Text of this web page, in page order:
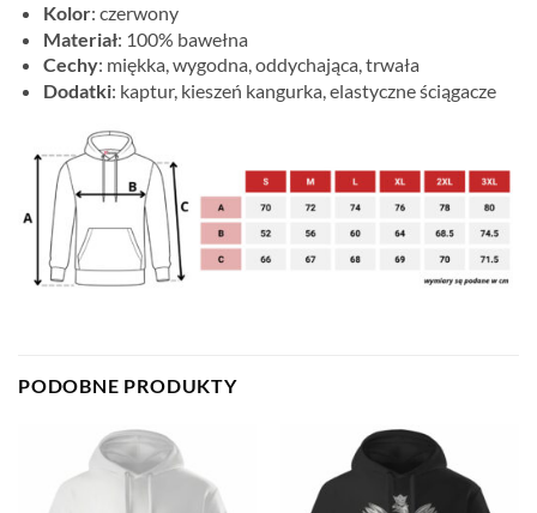
Kolor: czerwony
Materiał: 100% bawełna
Cechy: miękka, wygodna, oddychająca, trwała
Dodatki: kaptur, kieszeń kangurka, elastyczne ściągacze
PODOBNE PRODUKTY